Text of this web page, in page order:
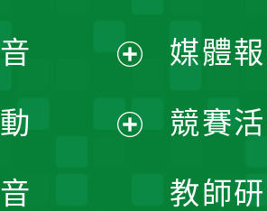
媒體
競賽
教師
開